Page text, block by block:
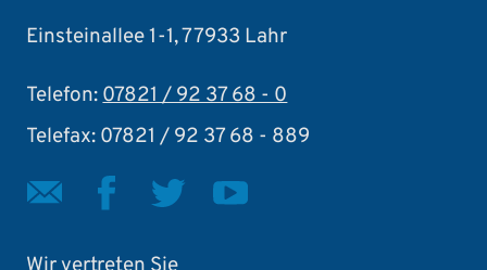
Einsteinallee 1-1, 77933 Lahr
Telefon:07821 / 92 37 68 - 0
Telefax: 07821 / 92 37 68 - 889